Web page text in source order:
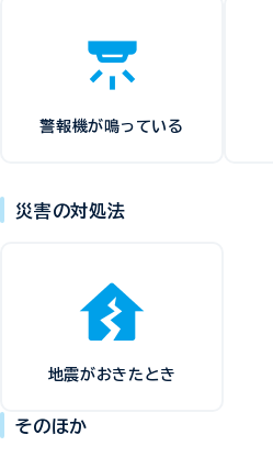
警報機が鳴っている
災害の対処法
地震がおきたとき
そのほか